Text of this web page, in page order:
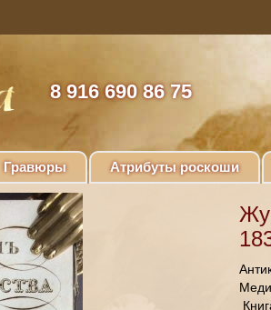
8 916 690 86 75
Гравюры Атрибуты роскоши